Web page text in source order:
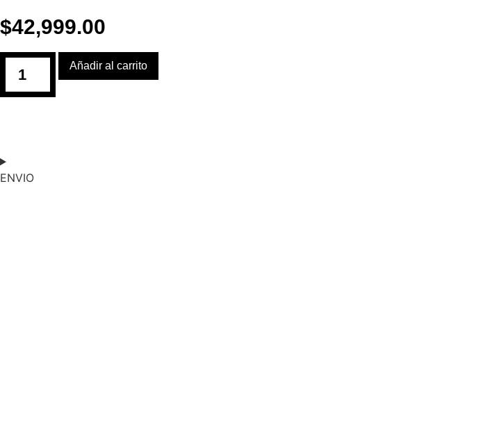
$42,999.00
Jersey
Astros
Campeones
Añadir al carrito
ENVIO